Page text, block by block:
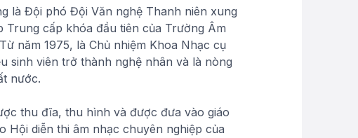
là Đội phó Đội Văn nghệ Thanh niên xung
Trung cấp khóa đầu tiên của Trường Âm
năm 1975, là Chủ nhiệm Khoa Nhạc cụ
sinh viên trở thành nghệ nhân và là nòng
nước.
thu đĩa, thu hình và được đưa vào giáo
Hội diễn thi âm nhạc chuyên nghiệp của